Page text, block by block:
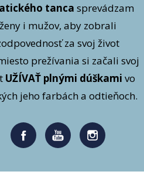
tanca sprevádzam
ženy i mužov, aby zobrali
za svoj život
prežívania si začali svoj
UŽÍVAŤ plnými dúškami vo
jeho farbách a odtieňoch.